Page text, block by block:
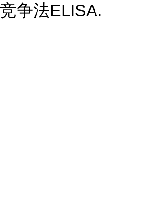
竞争法ELISA.